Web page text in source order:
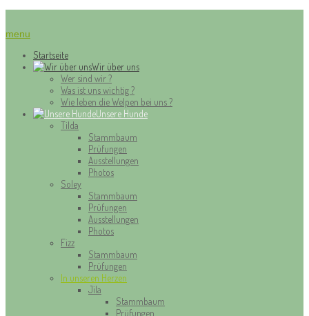
menu
Startseite
Wir über uns
Wer sind wir ?
Was ist uns wichtig ?
Wie leben die Welpen bei uns ?
Unsere Hunde
Tilda
Stammbaum
Prüfungen
Ausstellungen
Photos
Soley
Stammbaum
Prüfungen
Ausstellungen
Photos
Fizz
Stammbaum
Prüfungen
In unseren Herzen
Jila
Stammbaum
Prüfungen